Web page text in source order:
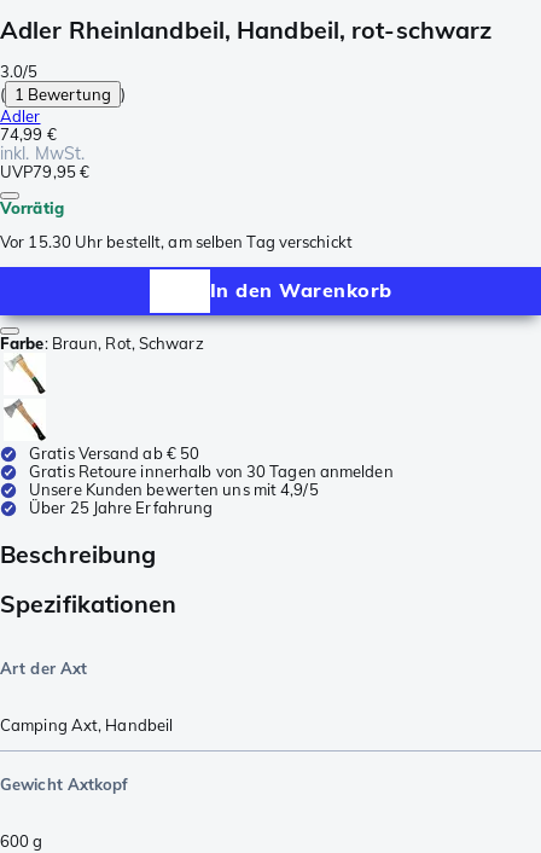
Adler Rheinlandbeil, Handbeil, rot-schwarz
3.0/5
( 1 Bewertung )
Adler
74,99 €
inkl. MwSt.
UVP79,95 €
Vorrätig
Vor 15.30 Uhr bestellt, am selben Tag verschickt
In den Warenkorb
Farbe: Braun, Rot, Schwarz
Gratis Versand ab € 50
Gratis Retoure innerhalb von 30 Tagen anmelden
Unsere Kunden bewerten uns mit 4,9/5
Über 25 Jahre Erfahrung
Beschreibung
Spezifikationen
Art der Axt
Camping Axt, Handbeil
Gewicht Axtkopf
600g